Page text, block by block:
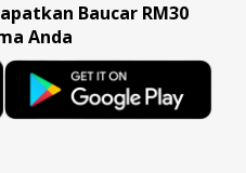
Baucar RM30
Anda